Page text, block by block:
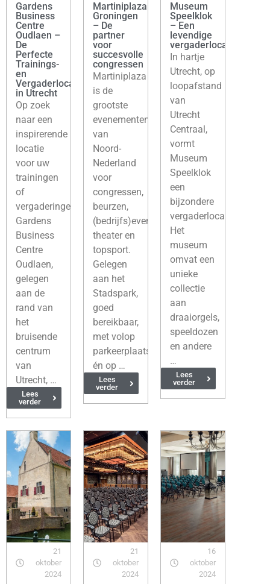
Gardens
Business
Centre
Oudlaen –
De
Perfecte
Trainings-
en
Vergaderlocatie
in Utrecht
Op zoek
naar een
inspirerende
locatie
voor uw
trainingen
of
vergaderingen?
Gardens
Business
Centre
Oudlaen,
gelegen
aan de
rand van
het
bruisende
centrum
van
Utrecht, …
Lees
verder
Martiniplaza
Groningen
– De
partner
voor
succesvolle
congressen
Martiniplaza
is de
grootste
evenementenlocatie
van
Noord-
Nederland
voor
congressen,
beurzen,
(bedrijfs)events,
theater en
topsport.
Gelegen
aan het
Stadspark,
goed
bereikbaar,
met volop
parkeerplaatsen
én op …
Lees
verder
Museum
Speelklok
– Een
levendige
vergaderlocatie
In hartje
Utrecht, op
loopafstand
van
Utrecht
Centraal,
vormt
Museum
Speelklok
een
bijzondere
vergaderlocatie.
Het
museum
omvat een
unieke
collectie
aan
draaiorgels,
speeldozen
en andere
…
Lees
verder
21
oktober
2024
21
oktober
2024
16
oktober
2024